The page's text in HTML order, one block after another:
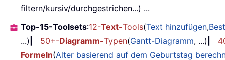
filtern/kursiv/durchgestrichen...) ...
Top-15-Toolsets:12-Text-Tools(Text hinzufügen,
...)
50+-Diagramm-Typen(Gantt-Diagramm, ...)
Formeln(Alter basierend auf dem Geburtstag